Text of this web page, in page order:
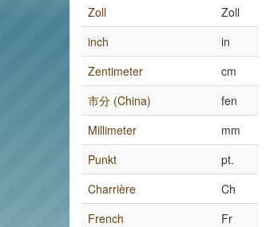
Zoll
Zoll
inch
in
Zentimeter
cm
市分 (China)
fen
Millimeter
mm
Punkt
pt.
Charrière
Ch
French
Fr